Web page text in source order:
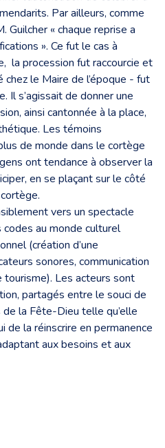
Par ailleurs, comme
Guilcher « chaque reprise a
». Ce fut le cas à
la procession fut raccourcie et
le Maire de l’époque - fut
Il s’agissait de donner une
ainsi cantonnée à la place,
Les témoins
de monde dans le cortège
ont tendance à observer la
en se plaçant sur le côté
vers un spectacle
au monde culturel
(création d’une
sonores, communication
tourisme). Les acteurs sont
partagés entre le souci de
la Fête-Dieu telle qu’elle
de la réinscrire en permanence
aux besoins et aux